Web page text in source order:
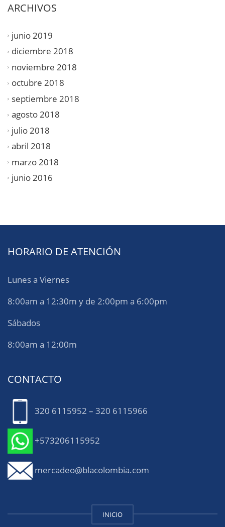
ARCHIVOS
junio 2019
diciembre 2018
noviembre 2018
octubre 2018
septiembre 2018
agosto 2018
julio 2018
abril 2018
marzo 2018
junio 2016
HORARIO DE ATENCIÓN
Lunes a Viernes
8:00am a 12:30m y de 2:00pm a 6:00pm
Sábados
8:00am a 12:00m
CONTACTO
320 6115952 – 320 6115966
+573206115952
mercadeo@blacolombia.com
INICIO